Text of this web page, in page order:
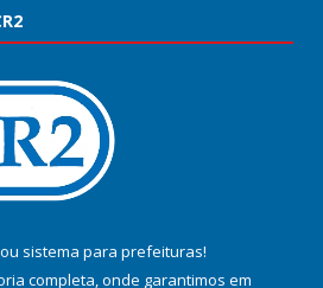
ou sistema para prefeituras!
completa, onde garantimos em